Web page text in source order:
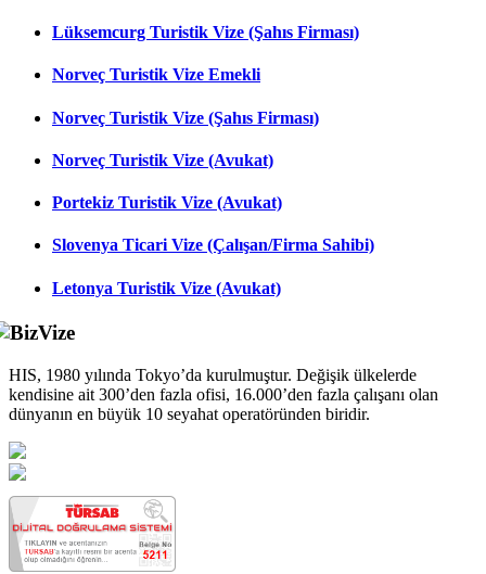
Lüksemcurg Turistik Vize (Şahıs Firması)
Norveç Turistik Vize Emekli
Norveç Turistik Vize (Şahıs Firması)
Norveç Turistik Vize (Avukat)
Portekiz Turistik Vize (Avukat)
Slovenya Ticari Vize (Çalışan/Firma Sahibi)
Letonya Turistik Vize (Avukat)
HIS, 1980 yılında Tokyo’da kurulmuştur. Değişik ülkelerde
kendisine ait 300’den fazla ofisi, 16.000’den fazla çalışanı olan
dünyanın en büyük 10 seyahat operatöründen biridir.